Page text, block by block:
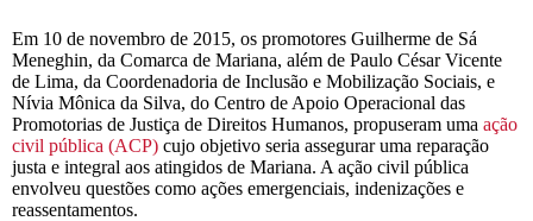
Em 10 de novembro de 2015, os promotores Guilherme de Sá
Meneghin, da Comarca de Mariana, além de Paulo César Vicente
de Lima, da Coordenadoria de Inclusão e Mobilização Sociais, e
Nívia Mônica da Silva, do Centro de Apoio Operacional das
Promotorias de Justiça de Direitos Humanos, propuseram uma ação
civil pública (ACP) cujo objetivo seria assegurar uma reparação
justa e integral aos atingidos de Mariana. A ação civil pública
envolveu questões como ações emergenciais, indenizações e
reassentamentos.